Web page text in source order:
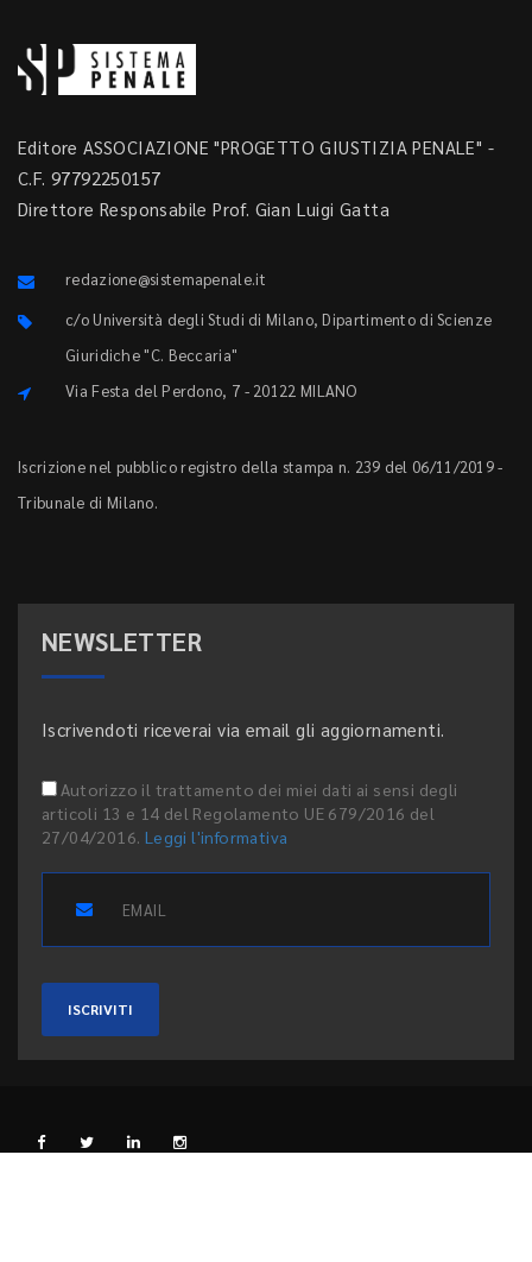
Editore ASSOCIAZIONE "PROGETTO GIUSTIZIA PENALE" -
C.F. 97792250157
Direttore Responsabile Prof. Gian Luigi Gatta
redazione@sistemapenale.it
c/o Università degli Studi di Milano, Dipartimento di Scienze
Giuridiche "C. Beccaria"
Via Festa del Perdono, 7 - 20122 MILANO
Iscrizione nel pubblico registro della stampa n. 239 del 06/11/2019 -
Tribunale di Milano.
NEWSLETTER
Iscrivendoti riceverai via email gli aggiornamenti.
Autorizzo il trattamento dei miei dati ai sensi degli
articoli 13 e 14 del Regolamento UE 679/2016 del
27/04/2016. Leggi l'informativa
ISCRIVITI